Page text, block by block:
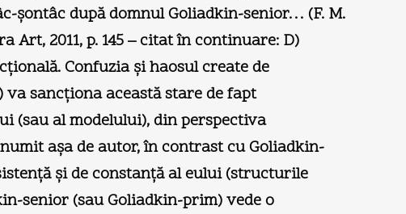
şontâc după domnul Goliadkin-senior… (F. M.
Art, 2011, p. 145 – citat în continuare: D)
Confuzia şi haosul create de
sancţiona această stare de fapt
(sau al modelului), din perspectiva
aşa de autor, în contrast cu Goliadkin-
şi de constanţă al eului (structurile
senior (sau Goliadkin-prim) vede o